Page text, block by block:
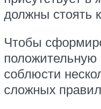
должны стоять
Чтобы
положительную
соблюсти
сложных